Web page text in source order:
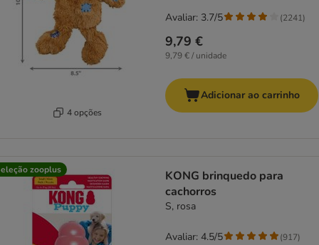
4 opções
9,79 €
9,79 € / unidade
Avaliar: 3.7/5 (2241)
Adicionar ao carrinho
zooplus
KONG brinquedo para
cachorros
S, rosa
Avaliar: 4.5/5 (917)